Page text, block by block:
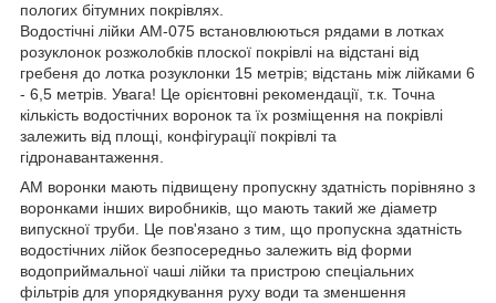
пологих бітумних покрівлях.
Водостічні лійки AM-075 встановлюються рядами в лотках
розуклонок розжолобків плоскої покрівлі на відстані від
гребеня до лотка розуклонки 15 метрів; відстань між лійками 6
- 6,5 метрів. Увага! Це орієнтовні рекомендації, т.к. Точна
кількість водостічних воронок та їх розміщення на покрівлі
залежить від площі, конфігурації покрівлі та
гідронавантаження.
АМ воронки мають підвищену пропускну здатність порівняно з
воронками інших виробників, що мають такий же діаметр
випускної труби. Це пов'язано з тим, що пропускна здатність
водостічних лійок безпосередньо залежить від форми
водоприймальної чаші лійки та пристрою спеціальних
фільтрів для упорядкування руху води та зменшення